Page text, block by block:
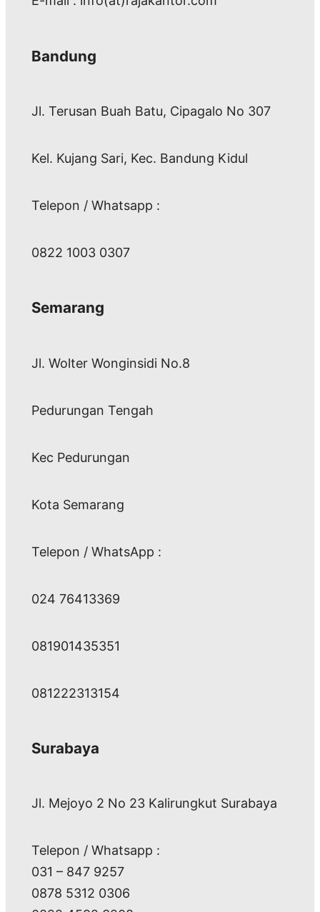
Bandung
Jl. Terusan Buah Batu, Cipagalo No 307
Kel. Kujang Sari, Kec. Bandung Kidul
Telepon / Whatsapp :
0822 1003 0307
Semarang
Jl. Wolter Wonginsidi No.8
Pedurungan Tengah
Kec Pedurungan
Kota Semarang
Telepon / WhatsApp :
024 76413369
081901435351
081222313154
Surabaya
Jl. Mejoyo 2 No 23 Kalirungkut Surabaya
Telepon / Whatsapp :
031 – 847 9257
0878 5312 0306